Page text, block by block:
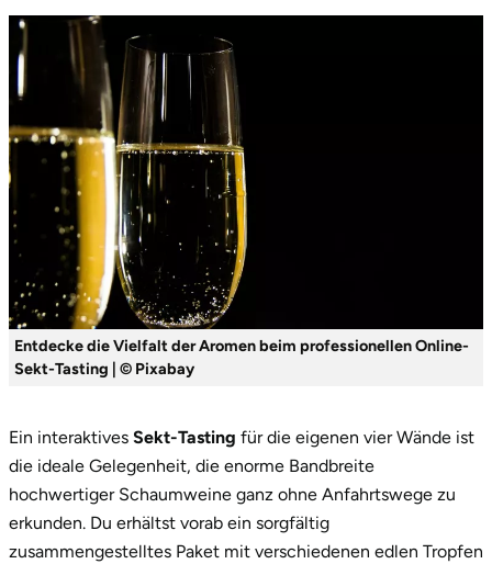
Entdecke die Vielfalt der Aromen beim professionellen Online-
Sekt-Tasting | © Pixabay
Ein interaktives Sekt-Tasting für die eigenen vier Wände ist
die ideale Gelegenheit, die enorme Bandbreite
hochwertiger Schaumweine ganz ohne Anfahrtswege zu
erkunden. Du erhältst vorab ein sorgfältig
zusammengestelltes Paket mit verschiedenen edlen Tropfen
Ostholstein
Ostprignitz-Ruppin
Oy-Mittelberg
Passau
Pforzheim
Pinneberg
Pirna
Potsdam
Potsdam-Mittelmark